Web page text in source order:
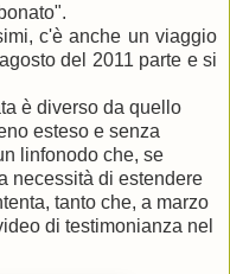
c'è anche un viaggio
del 2011 parte e si
è diverso da quello
esteso e senza
linfonodo che, se
necessità di estendere
tanto che, a marzo
di testimonianza nel